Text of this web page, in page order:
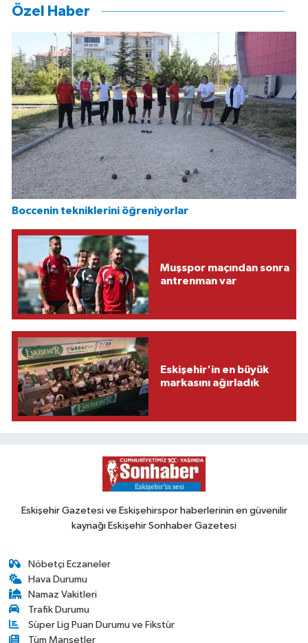
Özel Haber
Boccenin tekniklerini öğreniyorlar
Muşspor maçından sonra
antrenman var
Eskişehir'in en büyük
markasını ağırladık
Eskişehir Gazetesi ve Eskişehirspor haberlerinin en güvenilir
kaynağı Eskişehir Sonhaber Gazetesi
Nöbetçi Eczaneler
Hava Durumu
Namaz Vakitleri
Trafik Durumu
Süper Lig Puan Durumu ve Fikstür
Tüm Manşetler